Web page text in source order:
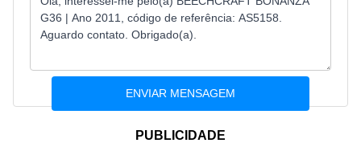
PUBLICIDADE